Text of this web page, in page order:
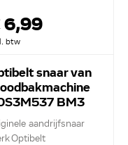
6,99
btw
snaar van
BM3
aandrijfsnaar
Optibelt